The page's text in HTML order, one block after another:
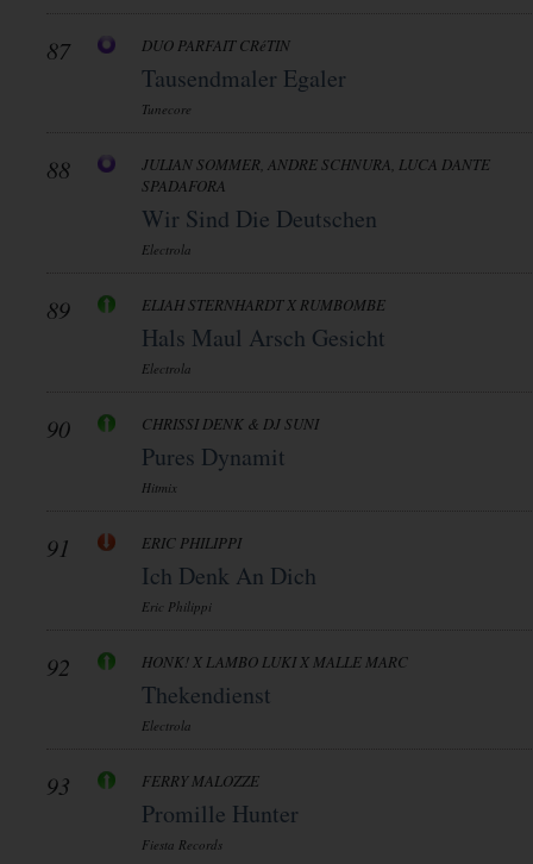
87 DUO PARFAIT CRéTIN
Tausendmaler Egaler
Tunecore
88
JULIAN SOMMER, ANDRE SCHNURA, LUCA DANTE
SPADAFORA
Wir Sind Die Deutschen
Electrola
89 ELIAH STERNHARDT X RUMBOMBE
Hals Maul Arsch Gesicht
Electrola
90 CHRISSI DENK & DJ SUNI
Pures Dynamit
Hitmix
91 ERIC PHILIPPI
Ich Denk An Dich
Eric Philippi
92 HONK! X LAMBO LUKI X MALLE MARC
Thekendienst
Electrola
93 FERRY MALOZZE
Promille Hunter
Fiesta Records